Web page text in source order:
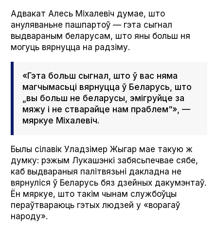
Адвакат Алесь Міхалевіч думае, што
ануляваньне пашпартоў — гэта сыгнал
выдвараным беларусам, што яны больш ня
могуць вярнуцца на радзіму.
«Гэта больш сыгнал, што ў вас няма
магчымасьці вярнуцца ў Беларусь, што
„вы больш не беларусы, эмігруйце за
мяжу і не стварайце нам праблем“», —
мяркуе Міхалевіч.
Былы сілавік Уладзімер Жыгар мае такую ж
думку: рэжым Лукашэнкі забясьпечвае сябе,
каб выдвараныя палітвязьні дакладна не
вярнуліся ў Беларусь бяз дзейных дакумэнтаў.
Ён мяркуе, што такім чынам службоўцы
пераўтвараюць гэтых людзей у «ворагаў
народу».